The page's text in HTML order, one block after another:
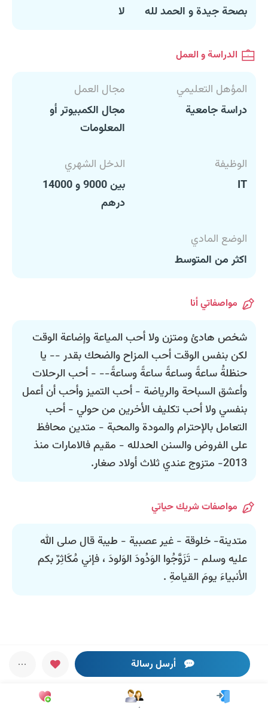
بصحة جيدة و الحمد لله
لا
الدراسة و العمل
المؤهل التعليمي
دراسة جامعية
مجال العمل
مجال الكمبيوتر أو
المعلومات
الوظيفة
IT
الدخل الشهري
بين 9000 و 14000
درهم
الوضع المادي
اكثر من المتوسط
مواصفاتي أنا
شخص هادئ ومتزن ولا أحب المياعة وإضاعة الوقت
لكن بنفس الوقت أحب المزاح والضحك بقدر -- يا
حنظلةُ ساعةً وساعةً ساعةً وساعةً-- - أحب الرحلات
وأعشق السباحة والرياضة - أحب التميز وأحب أن أعمل
بنفسي ولا أحب تكليف الأخرين من حولي - أحب
التعامل بالإحترام والمودة والمحبة - متدين محافظ
على الفروض والسنن الحدلله - مقيم فالامارات منذ
2013- متزوج عندي ثلاث أولاد صغار.
مواصفات شريك حياتي
متدينة- خلوقة - غير عصبية - طيبة قال صلى الله
عليه وسلم - تَزَوَّجُوا الوَدُودَ الوَلودَ ، فإني مُكَاثِرٌ بكم
الأنبياءَ يومَ القيامةِ .
أرسل رسالة